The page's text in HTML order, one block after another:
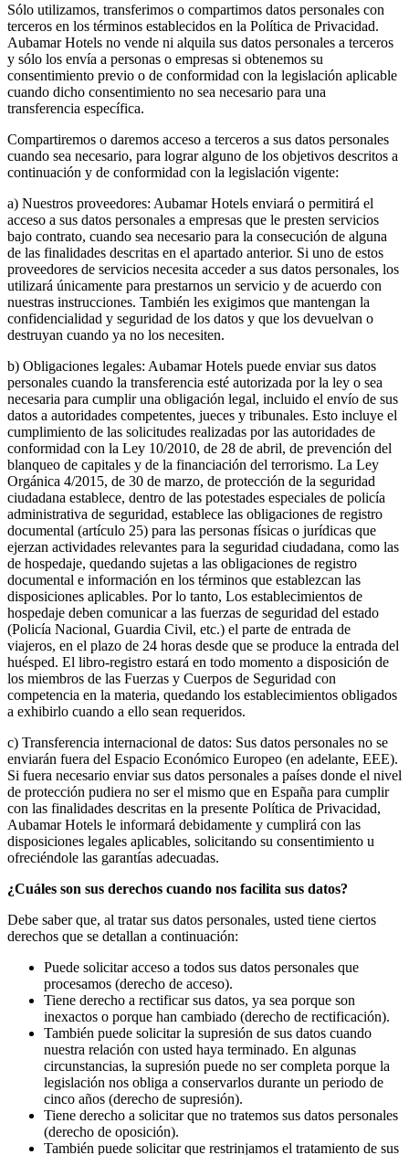
Sólo utilizamos, transferimos o compartimos datos personales con
terceros en los términos establecidos en la Política de Privacidad.
Aubamar Hotels no vende ni alquila sus datos personales a terceros
y sólo los envía a personas o empresas si obtenemos su
consentimiento previo o de conformidad con la legislación aplicable
cuando dicho consentimiento no sea necesario para una
transferencia específica.
Compartiremos o daremos acceso a terceros a sus datos personales
cuando sea necesario, para lograr alguno de los objetivos descritos a
continuación y de conformidad con la legislación vigente:
a) Nuestros proveedores: Aubamar Hotels enviará o permitirá el
acceso a sus datos personales a empresas que le presten servicios
bajo contrato, cuando sea necesario para la consecución de alguna
de las finalidades descritas en el apartado anterior. Si uno de estos
proveedores de servicios necesita acceder a sus datos personales, los
utilizará únicamente para prestarnos un servicio y de acuerdo con
nuestras instrucciones. También les exigimos que mantengan la
confidencialidad y seguridad de los datos y que los devuelvan o
destruyan cuando ya no los necesiten.
b) Obligaciones legales: Aubamar Hotels puede enviar sus datos
personales cuando la transferencia esté autorizada por la ley o sea
necesaria para cumplir una obligación legal, incluido el envío de sus
datos a autoridades competentes, jueces y tribunales. Esto incluye el
cumplimiento de las solicitudes realizadas por las autoridades de
conformidad con la Ley 10/2010, de 28 de abril, de prevención del
blanqueo de capitales y de la financiación del terrorismo. La Ley
Orgánica 4/2015, de 30 de marzo, de protección de la seguridad
ciudadana establece, dentro de las potestades especiales de policía
administrativa de seguridad, establece las obligaciones de registro
documental (artículo 25) para las personas físicas o jurídicas que
ejerzan actividades relevantes para la seguridad ciudadana, como las
de hospedaje, quedando sujetas a las obligaciones de registro
documental e información en los términos que establezcan las
disposiciones aplicables. Por lo tanto, Los establecimientos de
hospedaje deben comunicar a las fuerzas de seguridad del estado
(Policía Nacional, Guardia Civil, etc.) el parte de entrada de
viajeros, en el plazo de 24 horas desde que se produce la entrada del
huésped. El libro-registro estará en todo momento a disposición de
los miembros de las Fuerzas y Cuerpos de Seguridad con
competencia en la materia, quedando los establecimientos obligados
a exhibirlo cuando a ello sean requeridos.
c) Transferencia internacional de datos: Sus datos personales no se
enviarán fuera del Espacio Económico Europeo (en adelante, EEE).
Si fuera necesario enviar sus datos personales a países donde el nivel
de protección pudiera no ser el mismo que en España para cumplir
con las finalidades descritas en la presente Política de Privacidad,
Aubamar Hotels le informará debidamente y cumplirá con las
disposiciones legales aplicables, solicitando su consentimiento u
ofreciéndole las garantías adecuadas.
¿Cuáles son sus derechos cuando nos facilita sus datos?
Debe saber que, al tratar sus datos personales, usted tiene ciertos
derechos que se detallan a continuación:
Puede solicitar acceso a todos sus datos personales que
procesamos (derecho de acceso).
Tiene derecho a rectificar sus datos, ya sea porque son
inexactos o porque han cambiado (derecho de rectificación).
También puede solicitar la supresión de sus datos cuando
nuestra relación con usted haya terminado. En algunas
circunstancias, la supresión puede no ser completa porque la
legislación nos obliga a conservarlos durante un periodo de
cinco años (derecho de supresión).
Tiene derecho a solicitar que no tratemos sus datos personales
(derecho de oposición).
También puede solicitar que restrinjamos el tratamiento de sus